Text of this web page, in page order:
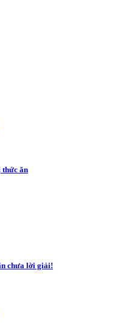
thức ăn
chưa lời giải!